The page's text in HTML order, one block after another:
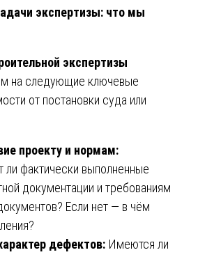
экспертизы: что мы
экспертизы
на следующие ключевые
от постановки суда или
проекту и нормам:
ли фактически выполненные
документации и требованиям
Если нет — в чём
дефектов: Имеются ли